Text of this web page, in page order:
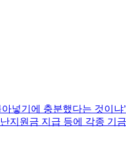
넣기에 충분했다는 것이냐
지원금 지급 등에 각종 기